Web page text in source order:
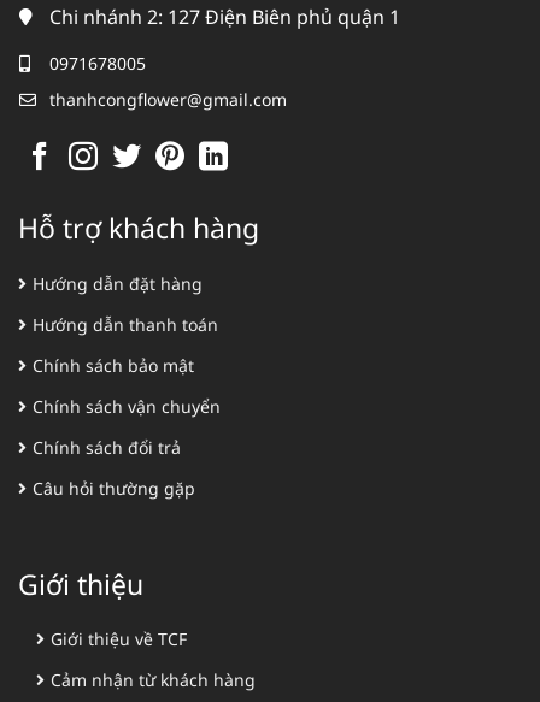
Chi nhánh 2: 127 Điện Biên phủ quận 1
0971678005
thanhcongflower@gmail.com
Hỗ trợ khách hàng
Hướng dẫn đặt hàng
Hướng dẫn thanh toán
Chính sách bảo mật
Chính sách vận chuyển
Chính sách đổi trả
Câu hỏi thường gặp
Giới thiệu
Giới thiệu về TCF
Cảm nhận từ khách hàng